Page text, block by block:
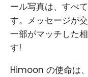
ール写真は、すべ
す。メッセージが
一部がマッチした
す!
Himoon の使命は